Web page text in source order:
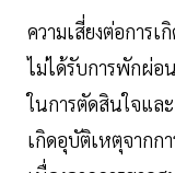
ความเสี่ยงต่อการ
ไม่ได้รับการพักผ่อ
ในการตัดสินใจแล
เกิดอุบัติเหตุจากก